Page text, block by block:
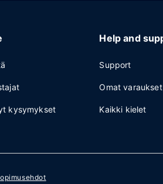
kysymykset
Help and
Support
Omat varaukset
Kaikki kielet